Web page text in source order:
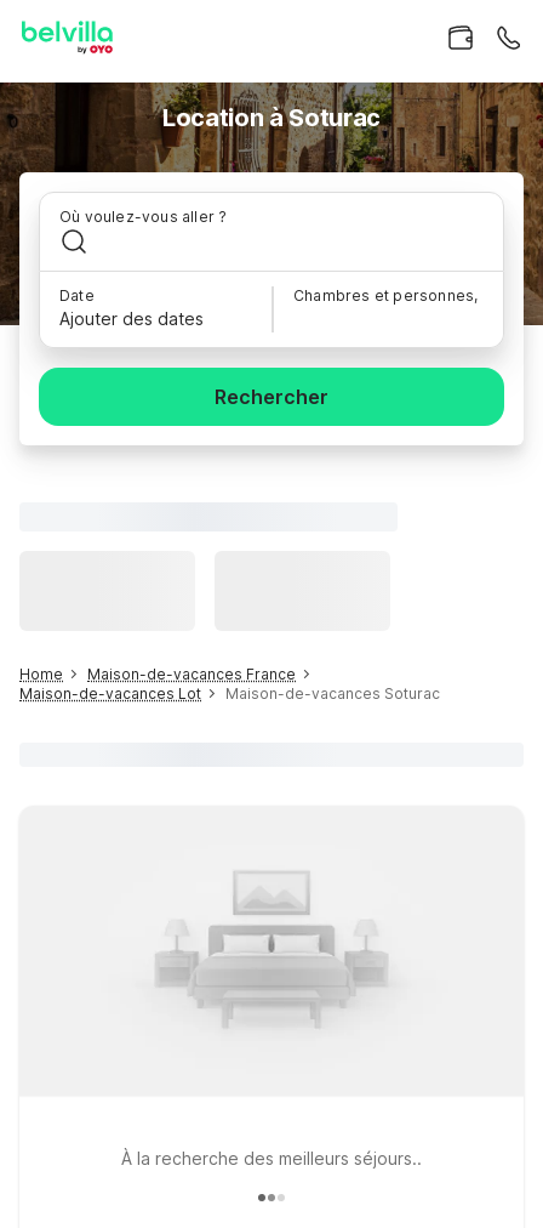
Location à Soturac
Où voulez-vous aller ?
Date
Ajouter des dates
Chambres et personnes,
Rechercher
Home
Maison-de-vacances France
Maison-de-vacances Lot
Maison-de-vacances Soturac
À la recherche des meilleurs séjours..